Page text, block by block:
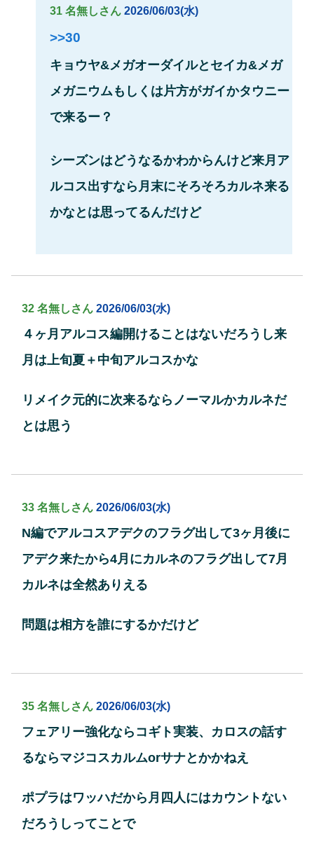
31 名無しさん 2026/06/03(水)
>>30
キョウヤ&メガオーダイルとセイカ&メガ
メガニウムもしくは片方がガイかタウニー
で来るー？
シーズンはどうなるかわからんけど来月ア
ルコス出すなら月末にそろそろカルネ来る
かなとは思ってるんだけど
32 名無しさん 2026/06/03(水)
４ヶ月アルコス編開けることはないだろうし来
月は上旬夏＋中旬アルコスかな
リメイク元的に次来るならノーマルかカルネだ
とは思う
33 名無しさん 2026/06/03(水)
N編でアルコスアデクのフラグ出して3ヶ月後に
アデク来たから4月にカルネのフラグ出して7月
カルネは全然ありえる
問題は相方を誰にするかだけど
35 名無しさん 2026/06/03(水)
フェアリー強化ならコギト実装、カロスの話す
るならマジコスカルムorサナとかかねえ
ポプラはワッハだから月四人にはカウントない
だろうしってことで